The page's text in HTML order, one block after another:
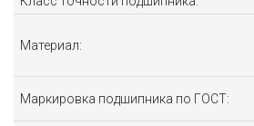
Материал:
Маркировка подшипника по ГОСТ: